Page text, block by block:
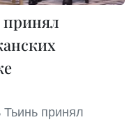
принял
принял